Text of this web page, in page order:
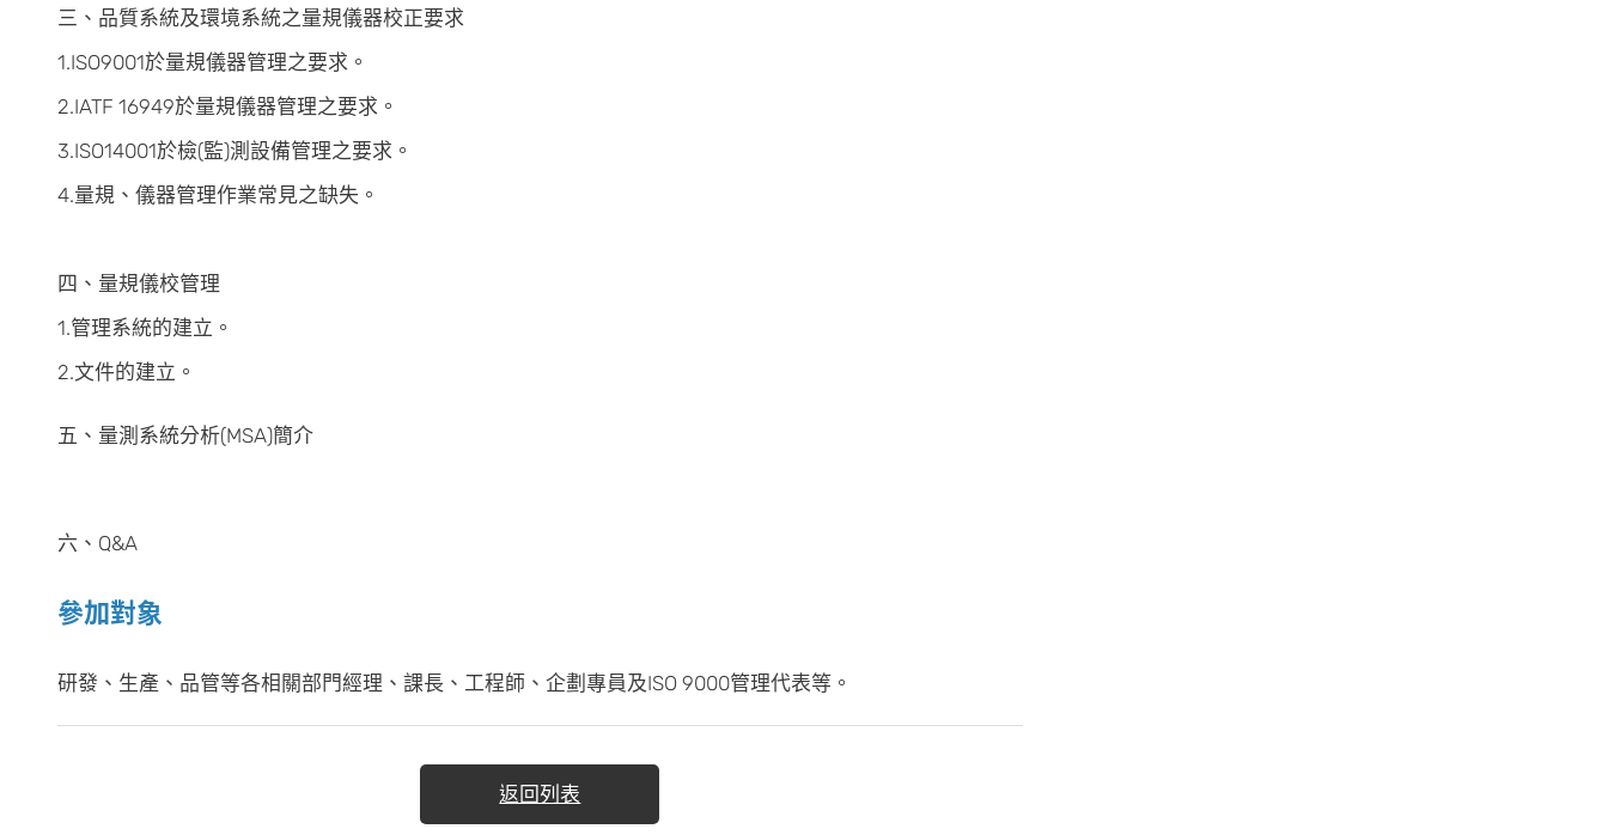
三、品質系統及環境系統之量規儀器校正要求
1.ISO9001於量規儀器管理之要求。
2.IATF 16949於量規儀器管理之要求。
3.ISO14001於檢(監)測設備管理之要求。
4.量規、儀器管理作業常見之缺失。
四、量規儀校管理
1.管理系統的建立。
2.文件的建立。
五、量測系統分析(MSA)簡介
六、Q&A
參加對象
研發、生產、品管等各相關部門經理、課長、工程師、企劃專員及ISO 9000管理代表等。
返回列表